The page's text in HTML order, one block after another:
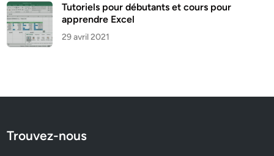
Tutoriels pour débutants et cours pour
apprendre Excel
29 avril 2021
Trouvez-nous